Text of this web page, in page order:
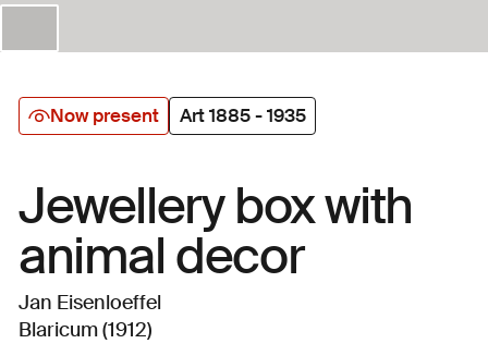
Now present Art 1885 - 1935
Jewellery box with
animal decor
Jan Eisenloeffel
Blaricum (1912)